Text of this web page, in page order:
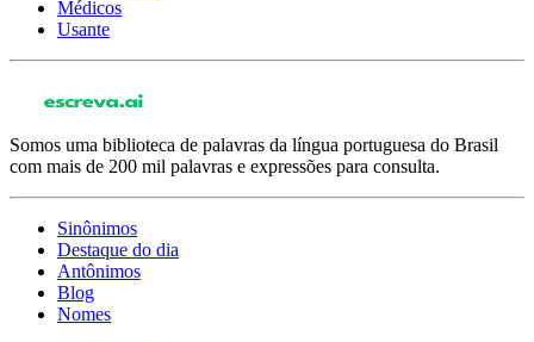
Médicos
Usante
Somos uma biblioteca de palavras da língua portuguesa do Brasil
com mais de 200 mil palavras e expressões para consulta.
Sinônimos
Destaque do dia
Antônimos
Blog
Nomes